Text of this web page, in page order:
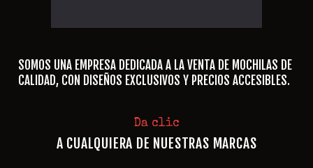
SOMOS UNA EMPRESA DEDICADA A LA VENTA DE MOCHILAS DE
CALIDAD, CON DISEÑOS EXCLUSIVOS Y PRECIOS ACCESIBLES.
Da clic
A CUALQUIERA DE NUESTRAS MARCAS